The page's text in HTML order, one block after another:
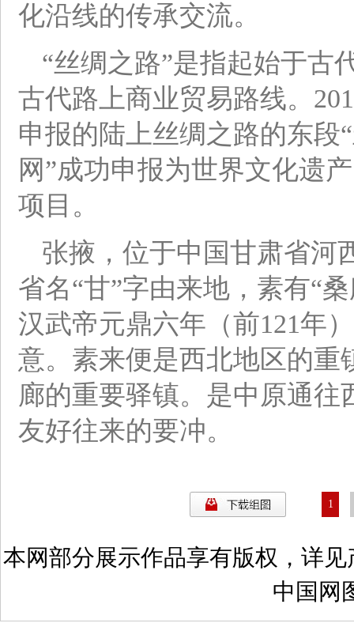
化沿线的传承交流。
“丝绸之路”是指起始于古
古代路上商业贸易路线。
申报的陆上丝绸之路的东段
网”成功申报为世界文化遗
项目。
张掖，位于中国甘肃省河
省名“甘”字由来地，素有“
汉武帝元鼎六年（前121年
意。素来便是西北地区的
廊的重要驿镇。是中原通
友好往来的要冲。
1
本网部分展示作品享有版权，详见
中国网